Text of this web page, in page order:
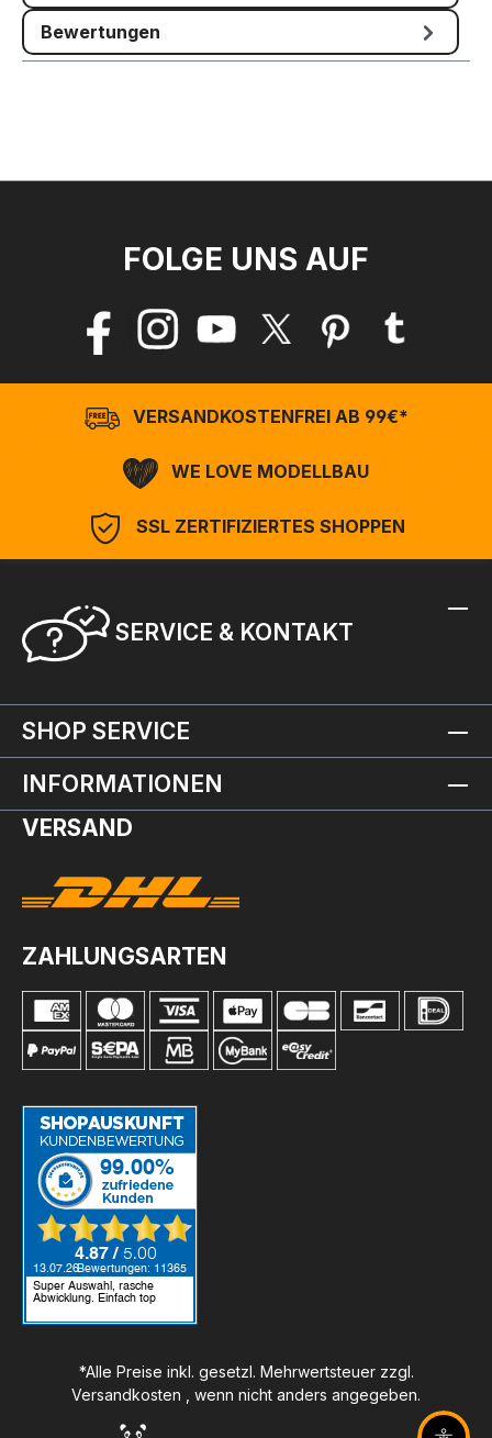
Bewertungen
FOLGE UNS AUF
VERSANDKOSTENFREI AB 99€*
WE LOVE MODELLBAU
SSL ZERTIFIZIERTES SHOPPEN
SERVICE & KONTAKT
SHOP SERVICE
INFORMATIONEN
VERSAND
ZAHLUNGSARTEN
*Alle Preise inkl. gesetzl. Mehrwertsteuer zzgl.
Versandkosten , wenn nicht anders angegeben.